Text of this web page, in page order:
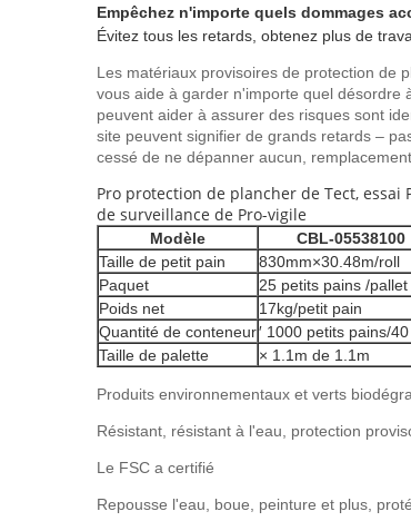
Empêchez n'importe quels dommages
Évitez tous les retards, obtenez plus de
Les matériaux provisoires de protection de
vous aide à garder n'importe quel désordre
peuvent aider à assurer des risques sont
site peuvent signifier de grands retards –
cessé de ne dépanner aucun,
Pro protection de plancher de Tect, essai
de surveillance de Pro-vigile
Modèle CBL-05538100
Taille de petit pain
830mm×30.48m/roll
Paquet
25 petits pains /pallet
Poids net
17kg/petit pain
Quantité de conteneur′ 1000 petits pains/40
Taille de palette
× 1.1m de 1.1m
Produits environnementaux et verts
Résistant, résistant à l'eau, protection
Le FSC a certifié
Repousse l'eau, boue, peinture et plus,